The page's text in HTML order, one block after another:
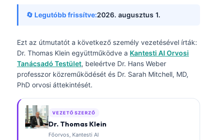
🔄 Legutóbb frissítve:2026. augusztus 1.
Ezt az útmutatót a következő személy vezetésével írták:
Dr. Thomas Klein együttműködve a Kantesti AI Orvosi
Tanácsadó Testület, beleértve Dr. Hans Weber
professzor közreműködését és Dr. Sarah Mitchell, MD,
PhD orvosi áttekintését.
VEZETŐ SZERZŐ
Dr. Thomas Klein
Főorvos, Kantesti AI